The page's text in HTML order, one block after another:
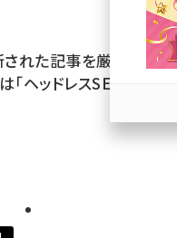
た記事を厳選して
ヘッドレスSEO」「オ